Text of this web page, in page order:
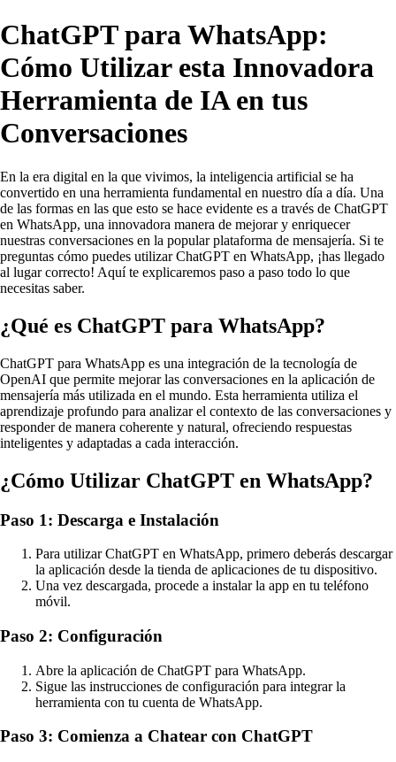
ChatGPT para WhatsApp:
Cómo Utilizar esta Innovadora
Herramienta de IA en tus
Conversaciones
En la era digital en la que vivimos, la inteligencia artificial se ha
convertido en una herramienta fundamental en nuestro día a día. Una
de las formas en las que esto se hace evidente es a través de ChatGPT
en WhatsApp, una innovadora manera de mejorar y enriquecer
nuestras conversaciones en la popular plataforma de mensajería. Si te
preguntas cómo puedes utilizar ChatGPT en WhatsApp, ¡has llegado
al lugar correcto! Aquí te explicaremos paso a paso todo lo que
necesitas saber.
¿Qué es ChatGPT para WhatsApp?
ChatGPT para WhatsApp es una integración de la tecnología de
OpenAI que permite mejorar las conversaciones en la aplicación de
mensajería más utilizada en el mundo. Esta herramienta utiliza el
aprendizaje profundo para analizar el contexto de las conversaciones y
responder de manera coherente y natural, ofreciendo respuestas
inteligentes y adaptadas a cada interacción.
¿Cómo Utilizar ChatGPT en WhatsApp?
Paso 1: Descarga e Instalación
Para utilizar ChatGPT en WhatsApp, primero deberás descargar
la aplicación desde la tienda de aplicaciones de tu dispositivo.
Una vez descargada, procede a instalar la app en tu teléfono
móvil.
Paso 2: Configuración
Abre la aplicación de ChatGPT para WhatsApp.
Sigue las instrucciones de configuración para integrar la
herramienta con tu cuenta de WhatsApp.
Paso 3: Comienza a Chatear con ChatGPT